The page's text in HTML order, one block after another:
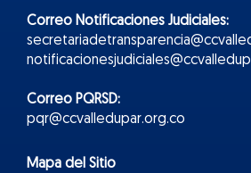
Correo Notificaciones Judiciales:
Correo PQRSD:
pqr@ccvalledupar.org.co
Mapa del Sitio